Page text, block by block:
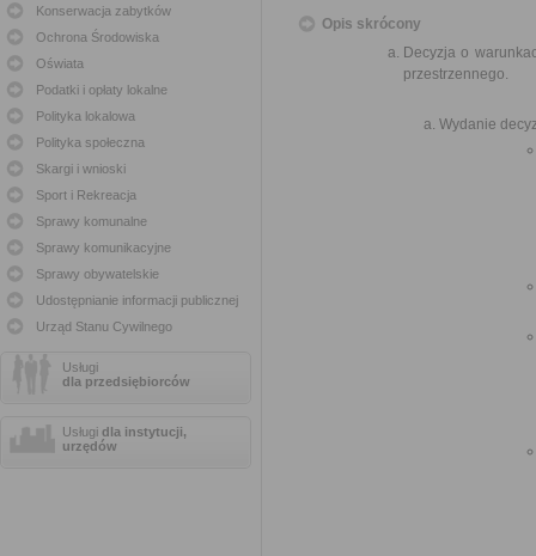
Konserwacja zabytków
Ochrona Środowiska
Oświata
Podatki i opłaty lokalne
Polityka lokalowa
Polityka społeczna
Skargi i wnioski
Sport i Rekreacja
Sprawy komunalne
Sprawy komunikacyjne
Sprawy obywatelskie
Udostępnianie informacji publicznej
Urząd Stanu Cywilnego
Usługi
dla przedsiębiorców
Usługi dla instytucji,
urzędów
Opis skrócony
Decyzja o
przestrzennego.
Wydanie